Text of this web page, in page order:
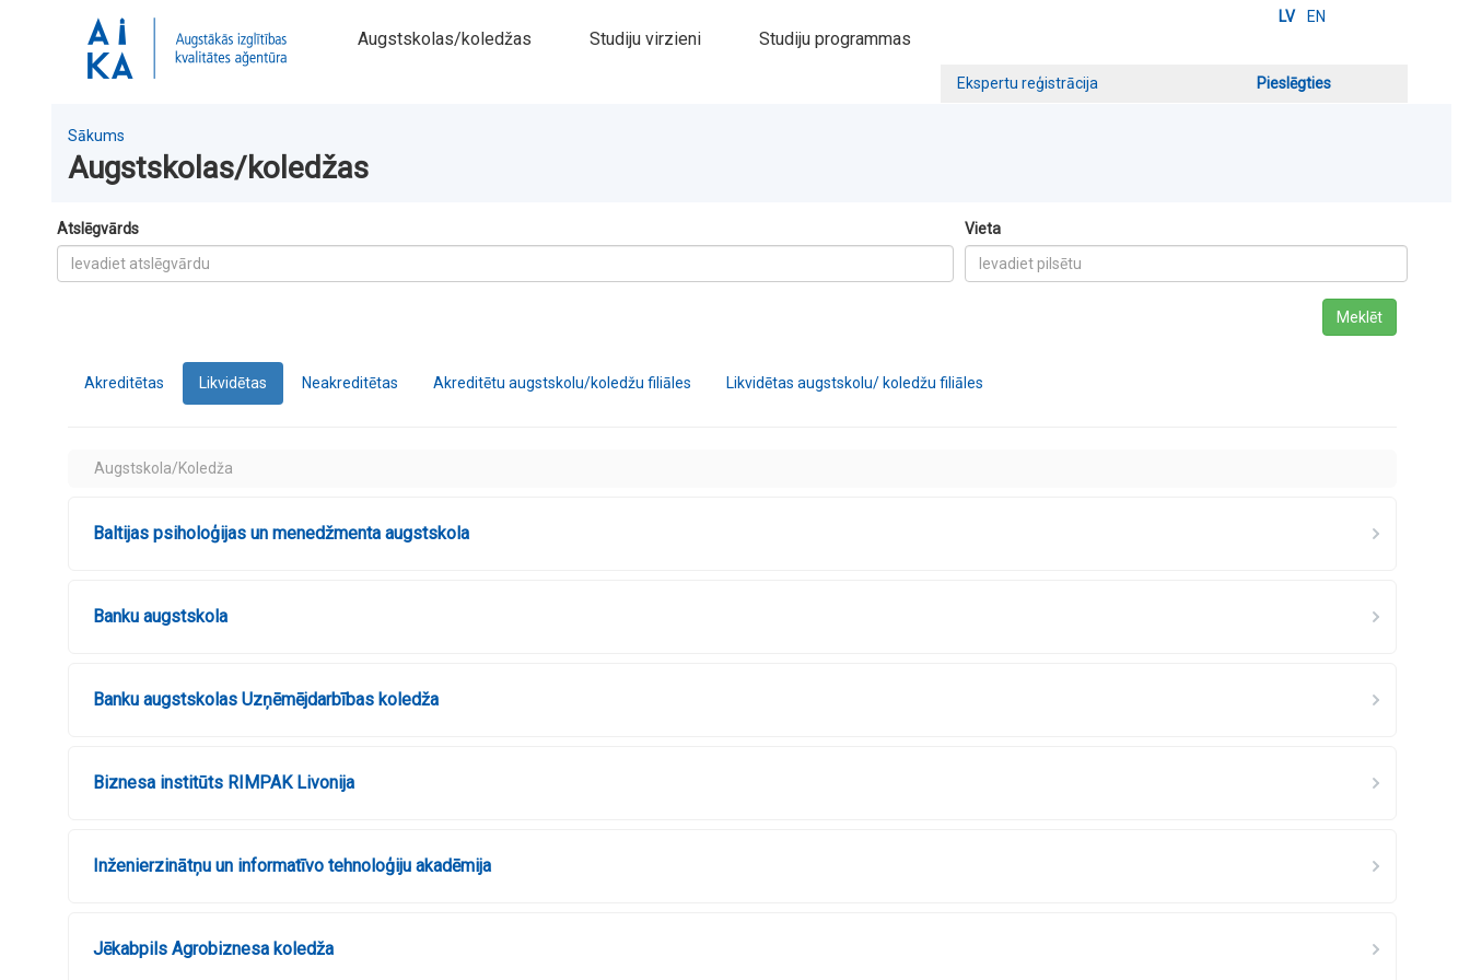
LV EN
Augstskolas/koledžas Studiju virzieni Studiju programmas
Ekspertu reģistrācija Pieslēgties
Sākums
Augstskolas/koledžas
Atslēgvārds Vieta
Meklēt
Akreditētas Likvidētas Neakreditētas Akreditētu augstskolu/koledžu filiāles Likvidētas augstskolu/ koledžu filiāles
Augstskola/Koledža
Baltijas psiholoģijas un menedžmenta augstskola
Banku augstskola
Banku augstskolas Uzņēmējdarbības koledža
Biznesa institūts RIMPAK Livonija
Inženierzinātņu un informatīvo tehnoloģiju akadēmija
Jēkabpils Agrobiznesa koledža